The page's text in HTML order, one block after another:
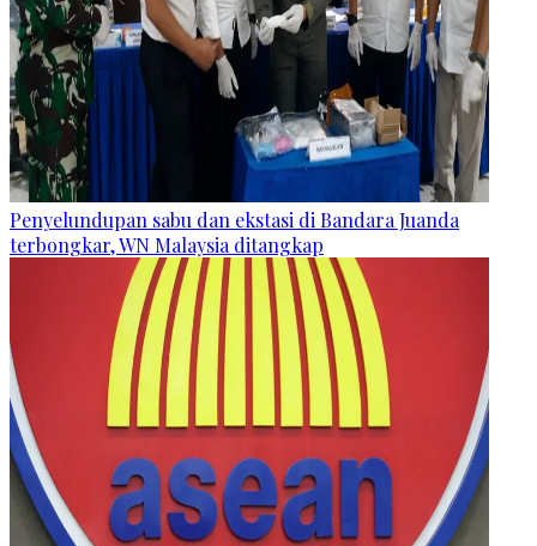
Penyelundupan sabu dan ekstasi di Bandara Juanda
terbongkar, WN Malaysia ditangkap